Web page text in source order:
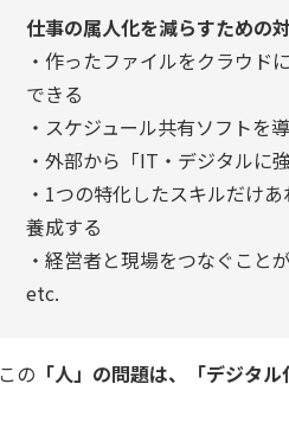
仕事の属人化を減らすための
・作ったファイルをクラウド
できる
・スケジュール共有ソフトを
・外部から「IT・デジタルに
・1つの特化したスキルだけ
養成する
・経営者と現場をつなぐこと
etc.
この 「人」の問題は、「デジタ